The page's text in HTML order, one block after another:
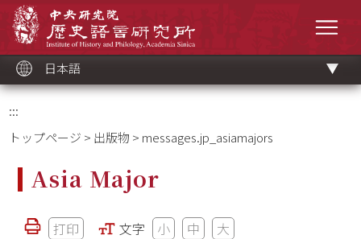
ッ
ク
日本語
:::
トップページ > 出版物 > messages.jp_asiamajors
Asia Major
打印 文字 小 中 大